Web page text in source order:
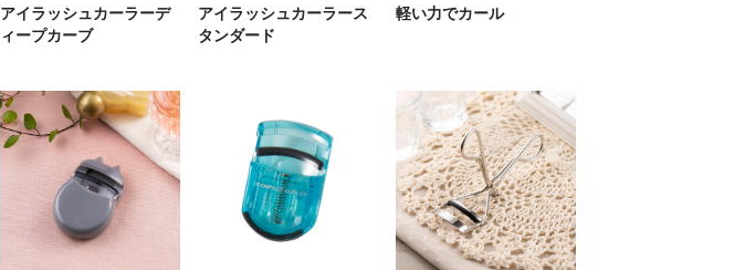
アイラッシュカーラーデ
ィープカーブ
アイラッシュカーラース
タンダード
軽い力でカール